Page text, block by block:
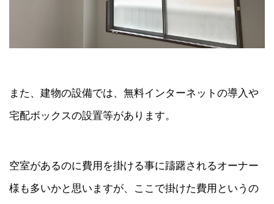
また、建物の設備では、無料インターネットの導入や
宅配ボックスの設置等があります。
空室があるのに費用を掛ける事に躊躇されるオーナー
様も多いかと思いますが、ここで掛けた費用というの